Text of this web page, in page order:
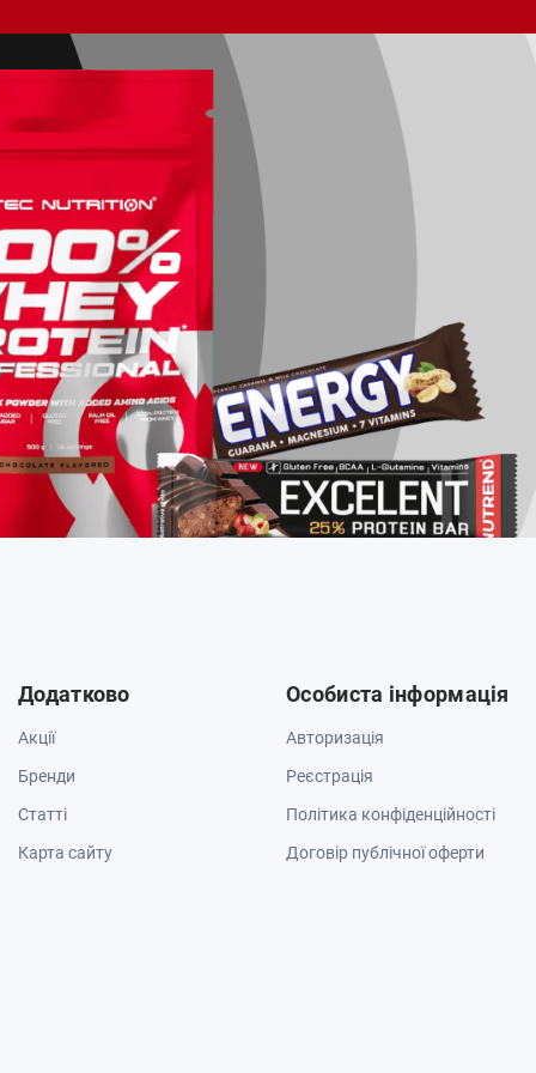
Додатково
Акції
Бренди
Cтатті
Карта сайту
Особиста інформація
Авторизація
Реєстрація
Політика конфіденційності
Договір публічної оферти